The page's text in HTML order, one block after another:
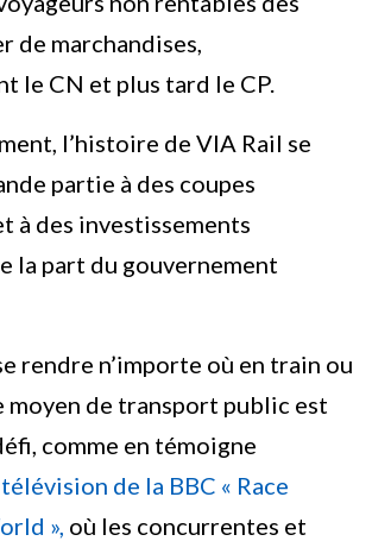
de marchandises,
le CN et plus tard le CP.
l’histoire de VIA Rail se
partie à des coupes
à des investissements
la part du gouvernement
rendre n’importe où en train ou
moyen de transport public est
comme en témoigne
de la BBC « Race
», où les concurrentes et